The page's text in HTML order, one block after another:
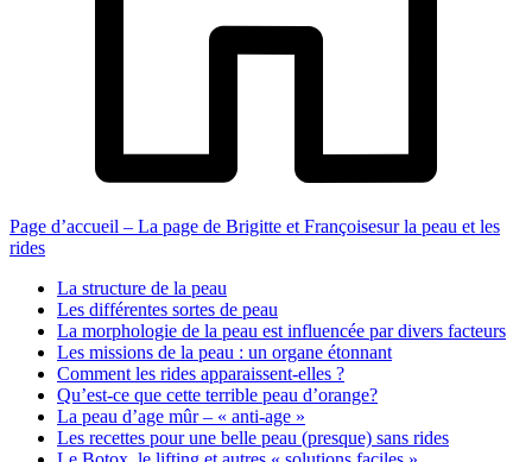
Page d’accueil – La page de Brigitte et Françoisesur la peau et les
rides
La structure de la peau
Les différentes sortes de peau
La morphologie de la peau est influencée par divers facteurs
Les missions de la peau : un organe étonnant
Comment les rides apparaissent-elles ?
Qu’est-ce que cette terrible peau d’orange?
La peau d’age mûr – « anti-age »
Les recettes pour une belle peau (presque) sans rides